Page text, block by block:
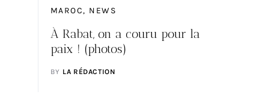
MAROC NEWS
À Rabat, on a couru pour la
paix ! (photos)
BY LA RÉDACTION